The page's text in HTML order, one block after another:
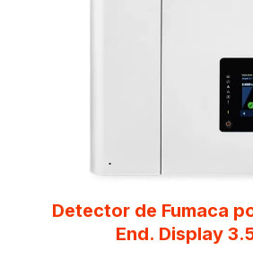
Detector de Fumaca
End. Display